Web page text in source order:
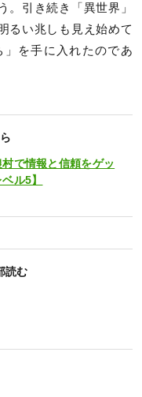
。引き続き「異世界」
るい兆しも見え始めて
を手に入れたのであ
で情報と信頼をゲッ
ル5】
読む